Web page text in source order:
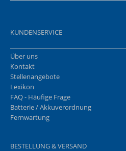
KUNDENSERVICE
Über uns
Kontakt
Stellenangebote
Lexikon
FAQ - Häufige Frage
Batterie / Akkuverordnung
Fernwartung
BESTELLUNG & VERSAND